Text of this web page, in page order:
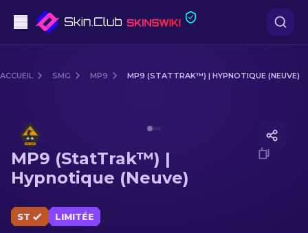
Fusils de Précision
Gants
ACCUEIL SMG MP9 MP9 (STATTRAK™) | HYPNOTIQUE (NEUVE)
MP9 (StatTrak™) |
Hypnotique (Neuve)
ST LIMITÉE